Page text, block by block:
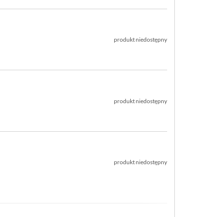
produkt niedostępny
produkt niedostępny
produkt niedostępny